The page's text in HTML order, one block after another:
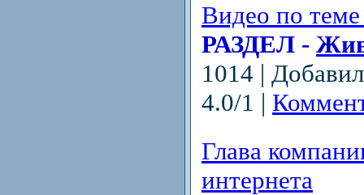
Видео по
РАЗДЕЛ -
1014 |
4.0/1 |
Глава
интернета